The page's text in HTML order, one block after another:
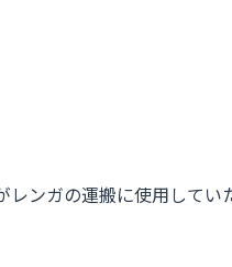
ンガの運搬に使用して